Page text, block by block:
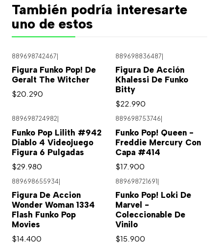
También podría interesarte
uno de estos
889698742467
Figura Funko Pop! De
Geralt The Witcher
$20.290
889698836487
Figura De Acción
Khalessi De Funko
Bitty
$22.990
889698724982
Funko Pop Lilith #942
Diablo 4 Videojuego
Figura 6 Pulgadas
$29.980
889698753746
Funko Pop! Queen -
Freddie Mercury Con
Capa #414
$17.900
889698655934|
Figura De Accion
Wonder Woman 1334
Flash Funko Pop
Movies
$14.400
889698721691|
Funko Pop! Loki De
Marvel -
Coleccionable De
Vinilo
$15.900